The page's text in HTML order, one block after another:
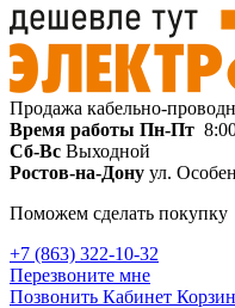
Продажа кабельно-
Время работы Пн-Пт
Сб-Вс Выходной
Ростов-на-Дону ул.
Поможем сделать покупку
+7 (863) 322-10-32
Перезвоните мне
Позвонить Кабинет